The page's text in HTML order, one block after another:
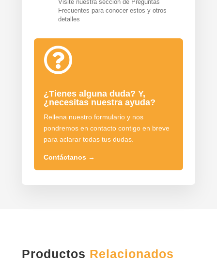
Visite nuestra sección de Preguntas
Frecuentes para conocer estos y otros
detalles

¿Tienes alguna duda? Y,
¿necesitas nuestra ayuda?
Rellena nuestro formulario y nos
pondremos en contacto contigo en breve
para aclarar todas tus dudas.
Contáctanos →
Productos Relacionados